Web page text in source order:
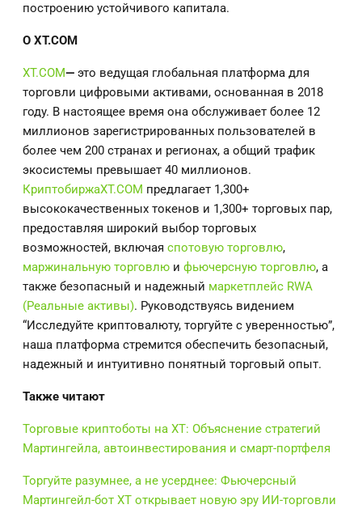
построению устойчивого капитала.
О XT.COM
XT.COM— это ведущая глобальная платформа для
торговли цифровыми активами, основанная в 2018
году. В настоящее время она обслуживает более 12
миллионов зарегистрированных пользователей в
более чем 200 странах и регионах, а общий трафик
экосистемы превышает 40 миллионов.
КриптобиржаXT.COM предлагает 1,300+
высококачественных токенов и 1,300+ торговых пар,
предоставляя широкий выбор торговых
возможностей, включая спотовую торговлю,
маржинальную торговлю и фьючерсную торговлю, а
также безопасный и надежный маркетплейс RWA
(Реальные активы). Руководствуясь видением
“Исследуйте криптовалюту, торгуйте с уверенностью”,
наша платформа стремится обеспечить безопасный,
надежный и интуитивно понятный торговый опыт.
Также читают
Торговые криптоботы на XT: Объяснение стратегий
Мартингейла, автоинвестирования и смарт-портфеля
Торгуйте разумнее, а не усерднее: Фьючерсный
Мартингейл-бот XT открывает новую эру ИИ‑торговли